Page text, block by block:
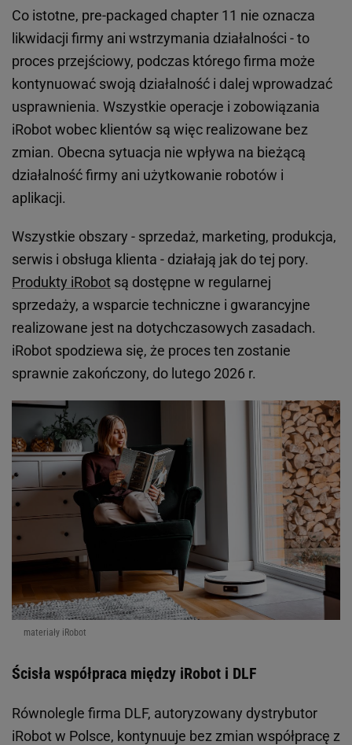
Co istotne, pre-packaged chapter 11 nie oznacza
likwidacji firmy ani wstrzymania działalności - to
proces przejściowy, podczas którego firma może
kontynuować swoją działalność i dalej wprowadzać
usprawnienia. Wszystkie operacje i zobowiązania
iRobot wobec klientów są więc realizowane bez
zmian. Obecna sytuacja nie wpływa na bieżącą
działalność firmy ani użytkowanie robotów i
aplikacji.
Wszystkie obszary - sprzedaż, marketing, produkcja,
serwis i obsługa klienta - działają jak do tej pory.
Produkty iRobot są dostępne w regularnej
sprzedaży, a wsparcie techniczne i gwarancyjne
realizowane jest na dotychczasowych zasadach.
iRobot spodziewa się, że proces ten zostanie
sprawnie zakończony, do lutego 2026 r.
materiały iRobot
Ścisła współpraca między iRobot i DLF
Równolegle firma DLF, autoryzowany dystrybutor
iRobot w Polsce, kontynuuje bez zmian współpracę z